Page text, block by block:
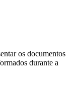
os documentos
durante a